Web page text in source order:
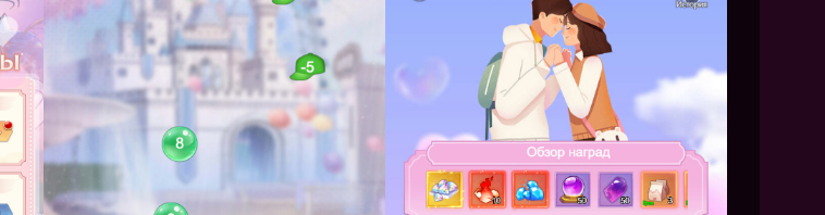
NEW
ХИТ
HIT